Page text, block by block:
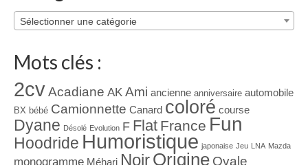
Sélectionner une catégorie
Mots clés :
2cvAcadiane AK Ami ancienne anniversaire automobile
BX bébé Camionnette Canard coloré course
Dyane Désolé Evolution F Flat France Fun
Hoodride Humoristique japonaise Jeu LNA Mazda
monogramme Méhari NoirOrigine Ovale